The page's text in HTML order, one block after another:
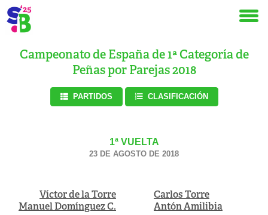
Campeonato de España de 1ª Categoría de
Peñas por Parejas 2018
PARTIDOS CLASIFICACIÓN
1ª VUELTA
23 DE AGOSTO DE 2018
Víctor de la Torre
Manuel Domínguez C.
Carlos Torre
Antón Amilibia